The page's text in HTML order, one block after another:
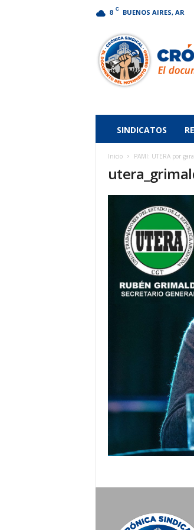
8 C BUENOS AIRES, AR
Sindical
SINDICATOS
Inicio PAMI: UTERA por